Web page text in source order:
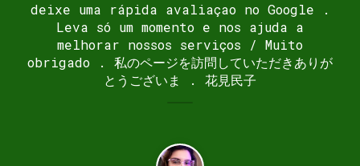
deixe uma rápida avaliaçao no Google .
Leva só um momento e nos ajuda a
melhorar nossos serviços / Muito
obrigado . 私のページを訪問していただきありが
とうございま . 花見民子